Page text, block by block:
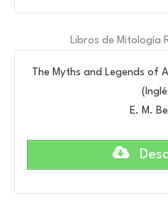
Libros de Mitología
The Myths and Legends of
E. M.